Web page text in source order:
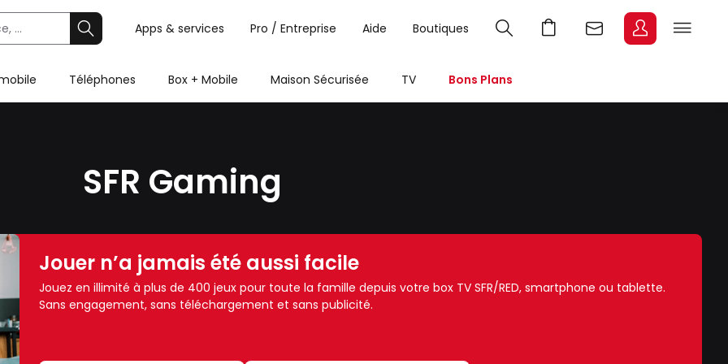
Apps & services Pro / Entreprise Aide Boutiques
Téléphones Box + Mobile Maison Sécurisée TV Bons Plans
SFR Gaming
Jouer n’a jamais été aussi facile
Jouez en illimité à plus de 400 jeux pour toute la famille depuis votre box TV SFR/RED, smartphone ou tablette.
Sans engagement, sans téléchargement et sans publicité.